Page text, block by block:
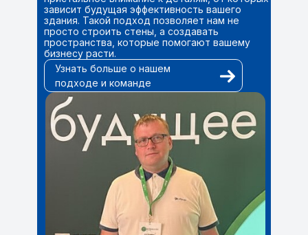
зависит будущая эффективность вашего
здания. Такой подход позволяет нам не
просто строить стены, а создавать
пространства, которые помогают вашему
бизнесу расти.
Узнать больше о нашем
подходе и команде